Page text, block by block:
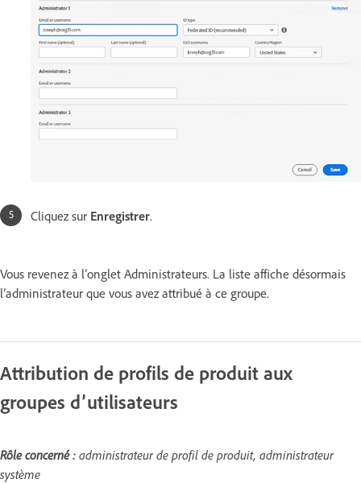
Cliquez sur Enregistrer.
Vous revenez à l’onglet Administrateurs. La liste affiche désormais
l’administrateur que vous avez attribué à ce groupe.
Attribution de profils de produit aux
groupes d’utilisateurs
Rôle concerné : administrateur de profil de produit, administrateur
système